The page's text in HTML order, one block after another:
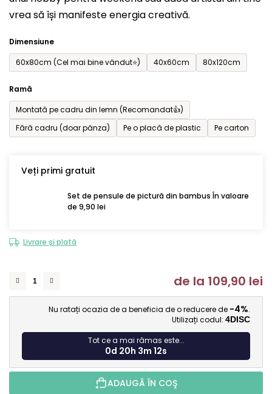
vrea să își manifeste energia creativă.
Dimensiune
60x80cm (Cel mai bine vândut⭐)
40x60cm 80x120cm
Ramă
Montată pe cadru din lemn (Recomandat👍)
Fără cadru (doar pânza)
Pe o placă de plastic Pe carton
Veți primi gratuit
Set de pensule de pictură din bambus În valoare
de 9,90 lei
Livrare și plată
de la 109,90 lei
Nu ratați ocazia de a beneficia de o reducere de -4%.
Utilizați codul: 4DISC
Tot ce a mai rămas este...
0d 20h 3m 12s
ADAUGĂ ÎN COŞ